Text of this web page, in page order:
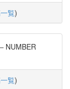
覧)
NUMBER
覧)